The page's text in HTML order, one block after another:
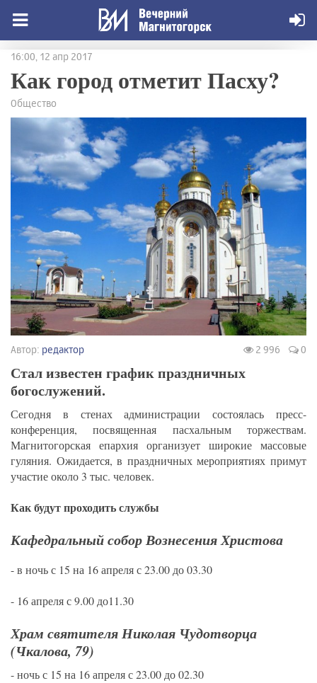
16:00, 12 апр 2017
Как город отметит Пасху?
Общество
Автор: редактор 2 996 0
Стал известен график праздничных
богослужений.
Сегодня в стенах администрации состоялась пресс-
конференция, посвященная пасхальным торжествам.
Магнитогорская епархия организует широкие массовые
гуляния. Ожидается, в праздничных мероприятиях примут
участие около 3 тыс. человек.
Как будут проходить службы
Кафедральный собор Вознесения Христова
- в ночь с 15 на 16 апреля с 23.00 до 03.30
- 16 апреля с 9.00 до11.30
Храм святителя Николая Чудотворца
(Чкалова, 79)
- ночь с 15 на 16 апреля с 23.00 до 02.30